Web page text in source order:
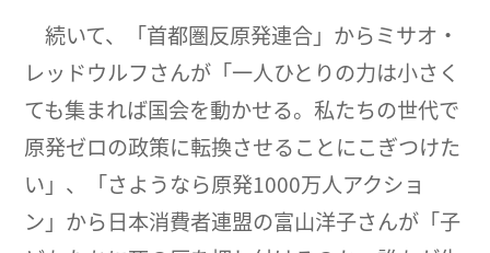
続いて、「首都圏反原発連合」からミサオ・
レッドウルフさんが「一人ひとりの力は小さく
ても集まれば国会を動かせる。私たちの世代で
原発ゼロの政策に転換させることにこぎつけた
い」、「さようなら原発1000万人アクショ
ン」から日本消費者連盟の富山洋子さんが「子